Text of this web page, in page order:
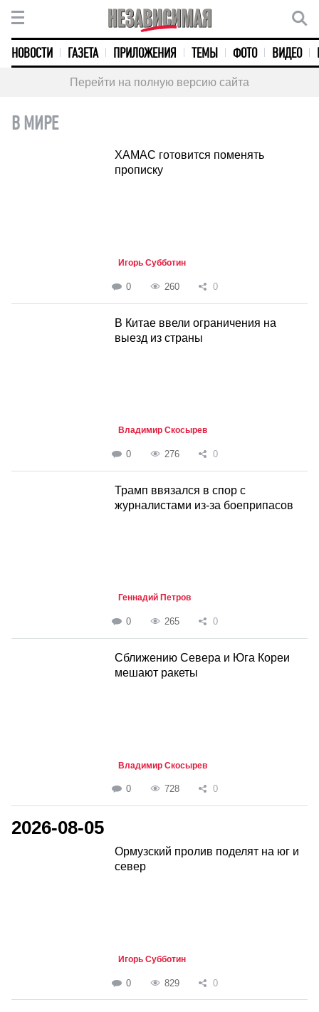
НОВОСТИ ГАЗЕТА ПРИЛОЖЕНИЯ ТЕМЫ ФОТО ВИДЕО
Перейти на полную версию сайта
В МИРЕ
ХАМАС готовится поменять
прописку
Игорь Субботин
0 260 0
В Китае ввели ограничения на
выезд из страны
Владимир Скосырев
0 276 0
Трамп ввязался в спор с
журналистами из-за боеприпасов
Геннадий Петров
0 265 0
Сближению Севера и Юга Кореи
мешают ракеты
Владимир Скосырев
0 728 0
2026-08-05
Ормузский пролив поделят на юг и
север
Игорь Субботин
0 829 0